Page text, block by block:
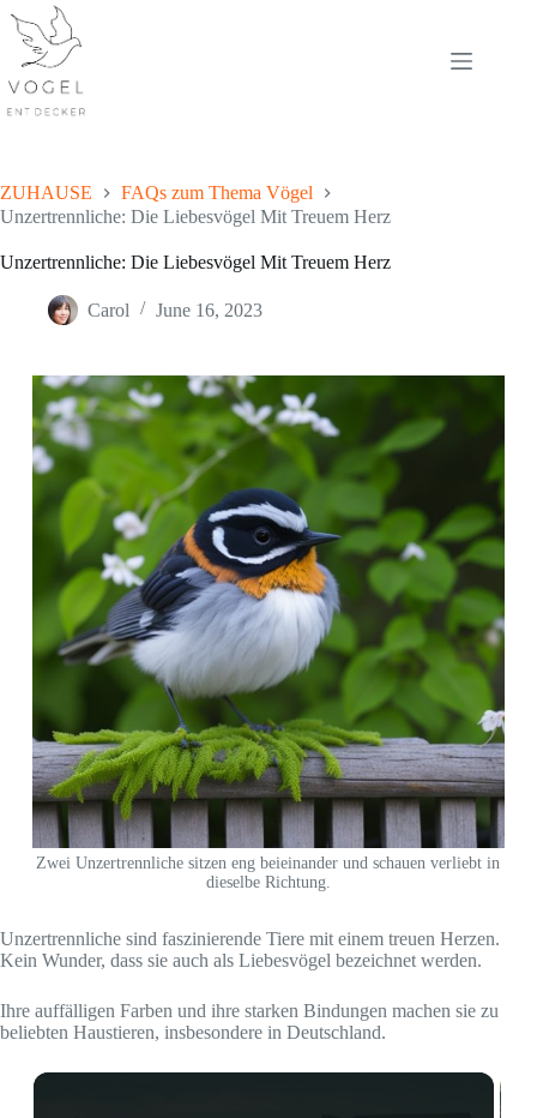
content
ZUHAUSE
FAQs zum Thema Vögel
Unzertrennliche: Die Liebesvögel Mit Treuem Herz
Unzertrennliche: Die Liebesvögel Mit Treuem Herz
Carol June 16, 2023
Zwei Unzertrennliche sitzen eng beieinander und schauen verliebt in
dieselbe Richtung.
Unzertrennliche sind faszinierende Tiere mit einem treuen Herzen.
Kein Wunder, dass sie auch als Liebesvögel bezeichnet werden.
Ihre auffälligen Farben und ihre starken Bindungen machen sie zu
beliebten Haustieren, insbesondere in Deutschland.